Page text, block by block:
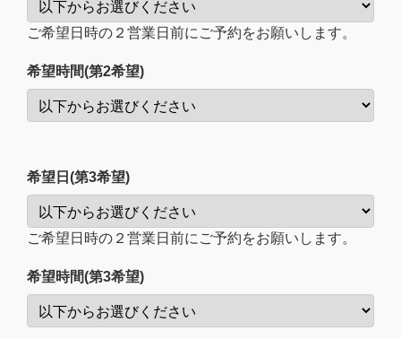
ご希望日時の２営業日前にご予約をお願いします。
希望時間(第2希望)
希望日(第3希望)
ご希望日時の２営業日前にご予約をお願いします。
希望時間(第3希望)